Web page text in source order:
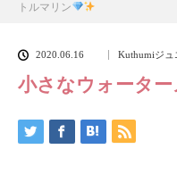
トルマリン
2020.06.16 Kuthumiジュ
小さなウォータ